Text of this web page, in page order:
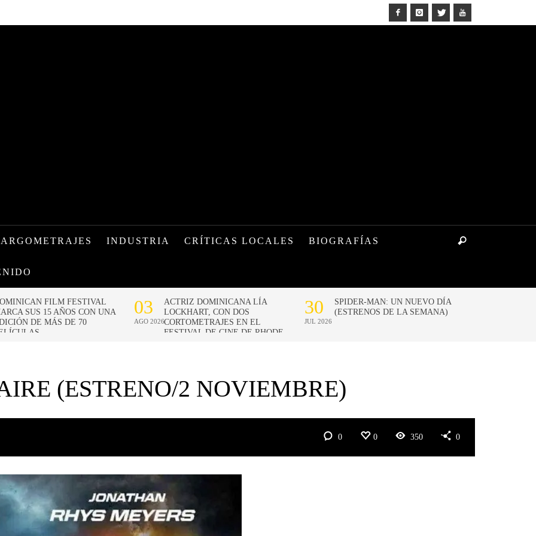
INDUSTRIA CRÍTICAS LOCALES BIOGRAFÍAS
(ESTRENO/2 NOVIEMBRE)
0 0 350 0